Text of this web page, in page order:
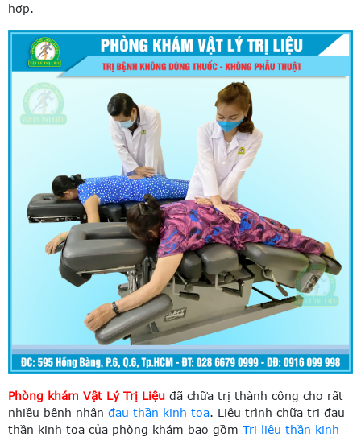
hợp.
Phòng khám Vật Lý Trị Liệu đã chữa trị thành công cho rất
nhiều bệnh nhân đau thần kinh tọa. Liệu trình chữa trị đau
thần kinh tọa của phòng khám bao gồm Trị liệu thần kinh